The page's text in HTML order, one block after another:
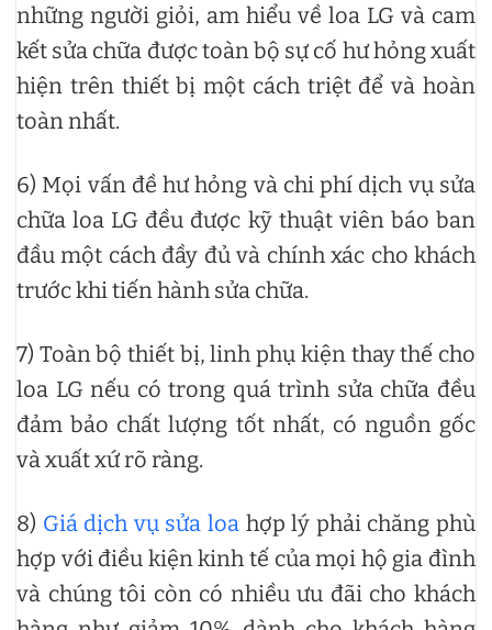
những người giỏi, am hiểu về loa LG và cam
kết sửa chữa được toàn bộ sự cố hư hỏng xuất
hiện trên thiết bị một cách triệt để và hoàn
toàn nhất.
6) Mọi vấn đề hư hỏng và chi phí dịch vụ sửa
chữa loa LG đều được kỹ thuật viên báo ban
đầu một cách đầy đủ và chính xác cho khách
trước khi tiến hành sửa chữa.
7) Toàn bộ thiết bị, linh phụ kiện thay thế cho
loa LG nếu có trong quá trình sửa chữa đều
đảm bảo chất lượng tốt nhất, có nguồn gốc
và xuất xứ rõ ràng.
8) Giá dịch vụ sửa loa hợp lý phải chăng phù
hợp với điều kiện kinh tế của mọi hộ gia đình
và chúng tôi còn có nhiều ưu đãi cho khách